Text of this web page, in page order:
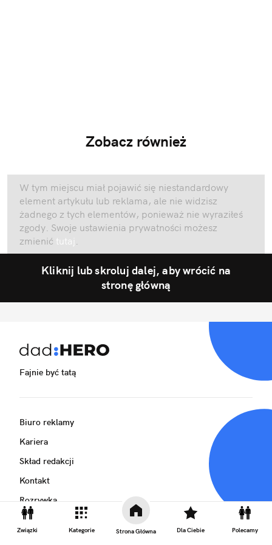
Związki Kategorie Strona Główna Dla Ciebie Polecamy
Zobacz również
W tym miejscu miał pojawić się niestandardowy
element artykułu lub reklama, ale nie widzisz
żadnego z tych elementów, ponieważ nie wyraziłeś
zgody. Swoje ustawienia prywatności możesz
zmienić tutaj
Kliknij lub skroluj dalej, aby wrócić na
stronę główną
Fajnie być tatą
Biuro reklamy
Kariera
Skład redakcji
Kontakt
Rozrywka
Newsroom